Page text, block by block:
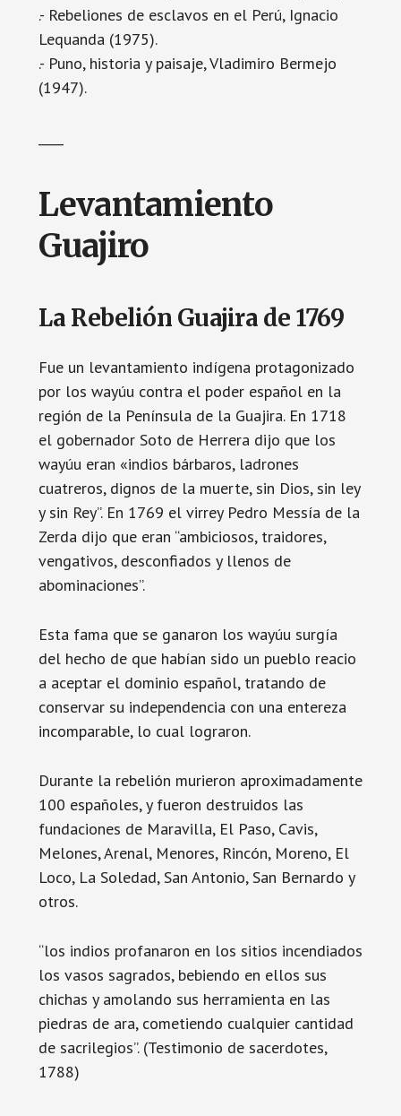
.- Rebeliones de esclavos en el Perú, Ignacio
Lequanda (1975).
.- Puno, historia y paisaje, Vladimiro Bermejo
(1947).
Levantamiento
Guajiro
La Rebelión Guajira de 1769
Fue un levantamiento indígena protagonizado
por los wayúu contra el poder español en la
región de la Península de la Guajira. En 1718
el gobernador Soto de Herrera dijo que los
wayúu eran «indios bárbaros, ladrones
cuatreros, dignos de la muerte, sin Dios, sin ley
y sin Rey”. En 1769 el virrey Pedro Messía de la
Zerda dijo que eran “ambiciosos, traidores,
vengativos, desconfiados y llenos de
abominaciones”.
Esta fama que se ganaron los wayúu surgía
del hecho de que habían sido un pueblo reacio
a aceptar el dominio español, tratando de
conservar su independencia con una entereza
incomparable, lo cual lograron.
Durante la rebelión murieron aproximadamente
100 españoles, y fueron destruidos las
fundaciones de Maravilla, El Paso, Cavis,
Melones, Arenal, Menores, Rincón, Moreno, El
Loco, La Soledad, San Antonio, San Bernardo y
otros.
“los indios profanaron en los sitios incendiados
los vasos sagrados, bebiendo en ellos sus
chichas y amolando sus herramienta en las
piedras de ara, cometiendo cualquier cantidad
de sacrilegios”. (Testimonio de sacerdotes,
1788)